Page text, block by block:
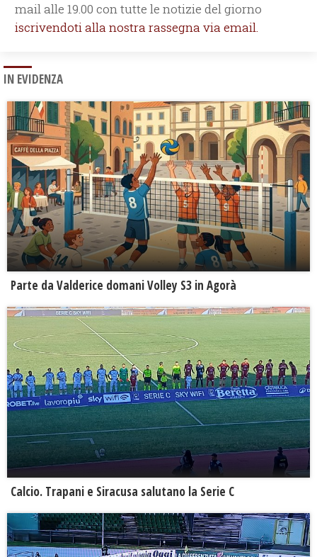
mail alle 19.00 con tutte le notizie del giorno
iscrivendoti alla nostra rassegna via email.
IN EVIDENZA
Parte da Valderice domani Volley S3 in Agorà
Calcio. Trapani e Siracusa salutano la Serie C